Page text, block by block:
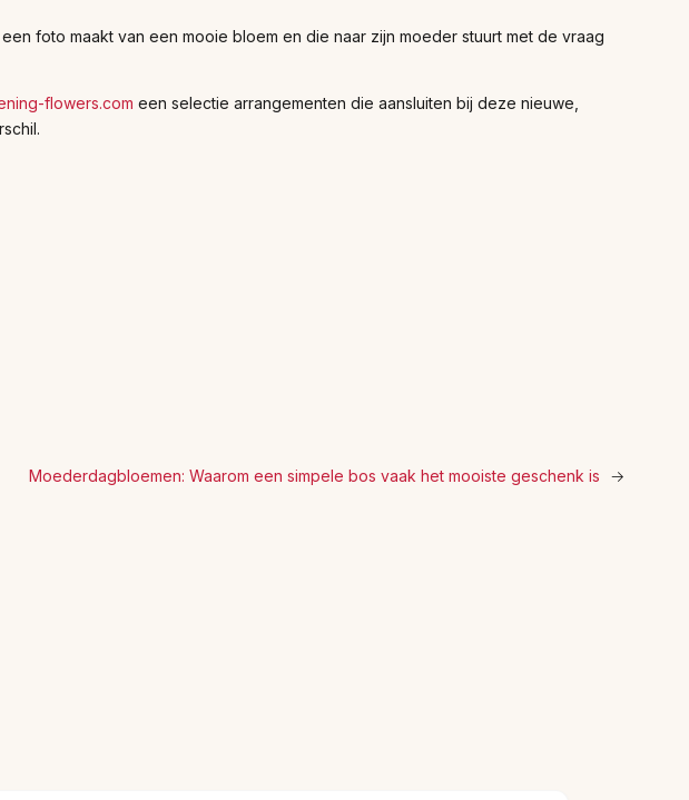
foto maakt van een mooie bloem en die naar zijn moeder stuurt met de vraag
flowers.com een selectie arrangementen die aansluiten bij deze nieuwe,
Moederdagbloemen: Waarom een simpele bos vaak het mooiste geschenk is →